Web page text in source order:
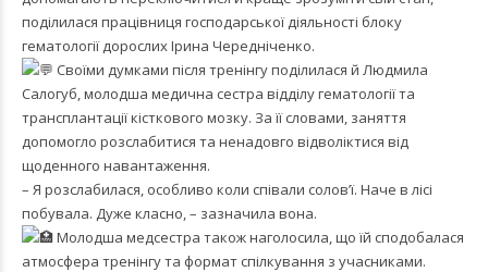
поділилася працівниця господарської діяльності блоку
гематології дорослих Ірина Чередніченко.
Своїми думками після тренінгу поділилася й Людмила
Салогуб, молодша медична сестра відділу гематології та
трансплантації кісткового мозку. За її словами, заняття
допомогло розслабитися та ненадовго відволіктися від
щоденного навантаження.
– Я розслабилася, особливо коли співали солов’ї. Наче в лісі
побувала. Дуже класно, – зазначила вона.
Молодша медсестра також наголосила, що їй сподобалася
атмосфера тренінгу та формат спілкування з учасниками.